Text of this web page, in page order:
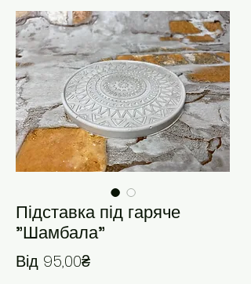
Підставка під гаряче
"Шамбала"
Від 95,00₴За розпродажем